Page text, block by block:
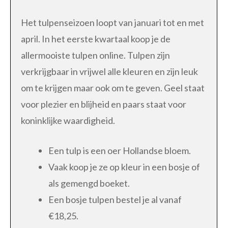
Het tulpenseizoen loopt van januari tot en met
april. In het eerste kwartaal koop je de
allermooiste tulpen online. Tulpen zijn
verkrijgbaar in vrijwel alle kleuren en zijn leuk
om te krijgen maar ook om te geven. Geel staat
voor plezier en blijheid en paars staat voor
koninklijke waardigheid.
Een tulp is een oer Hollandse bloem.
Vaak koop je ze op kleur in een bosje of
als gemengd boeket.
Een bosje tulpen bestel je al vanaf
€18,25.